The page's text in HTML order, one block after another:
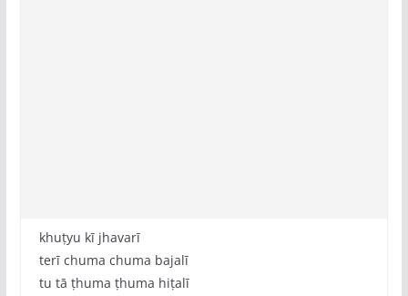
khuṭyu kī jhavarī
terī chuma chuma bajalī
tu tā ṭhuma ṭhuma hiṭalī